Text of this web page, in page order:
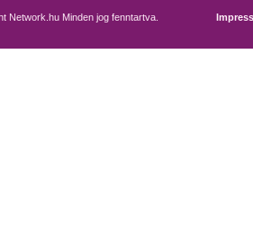
Network.hu Minden jog fenntartva.